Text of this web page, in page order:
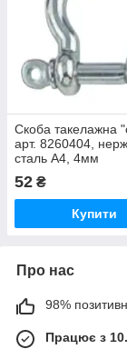
Скоба такелажна
арт. 8260404,
сталь А4, 4мм
52 ₴
Купити
Про нас
98%
Працює з